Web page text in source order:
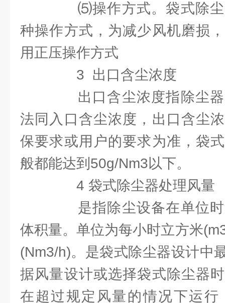
⑸操作方式。袋式除尘
种操作方式，为减少风机磨损
用正压操作方式
3 出口含尘浓度
出口含尘浓度指除尘器
法同入口含尘浓度，出口含尘
保要求或用户的要求为准，袋
般都能达到50g/Nm3以下。
4 袋式除尘器处理风量
是指除尘设备在单位时
体积量。单位为每小时立方米
(Nm3/h)。是袋式除尘器设计中
据风量设计或选择袋式除尘器
在超过规定风量的情况下运行